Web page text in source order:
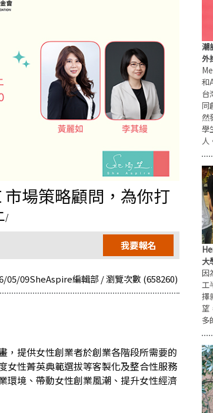
場策略顧問，為你打
/
我要報名
05/09SheAspire編輯部 / 瀏覽次數 (658260)
，提供女性創業者於創業各階段所需要的
女性菁英典範選拔等客製化及整合性服務
環境、帶動女性創業風潮、提升女性經濟
潮
外
和
台
同
然
學
人
大
因
工
擇
望
多